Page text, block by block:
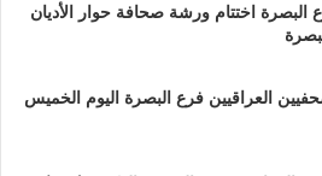
اختتام ورشة صحافة حوار الأديان
العراقيين فرع البصرة اليوم الخميس